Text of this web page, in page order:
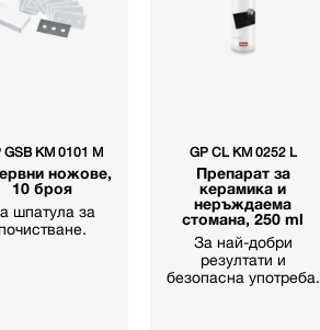
GSB KM 0101 M
ножове,
10 броя
шпатула за
GP CL KM 0252 L
Препарат за
керамика и
неръждаема
стомана, 250 ml
За най-добри
резултати и
безопасна употреба.